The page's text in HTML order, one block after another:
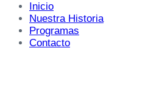
Inicio
Nuestra Historia
Programas
Contacto